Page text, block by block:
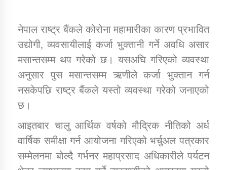
डिभिजन कार्यालय जुम्लाको सुचना सन्देश
सामाजिक बिकास कार्यालय जुम्लाकाे सुचना
नेपाल राष्ट्र बैंकले कोरोना महामारीका कारण प्रभावित
उद्योगी, व्यवसायीलाई कर्जा भुक्तानी गर्ने अवधि असार
मसान्तसम्म थप गरेको छ। यसअघि गरिएको व्यवस्था
अनुसार पुस मसान्तसम्म ऋणीले कर्जा भुक्तान गर्न
नसकेपछि राष्ट्र बैंकले यस्तो व्यवस्था गरेको जनाएको
छ।
आइतबार चालु आर्थिक वर्षको मौद्रिक नीतिको अर्ध
वार्षिक समीक्षा गर्न आयोजना गरिएको भर्चुअल पत्रकार
सम्मेलनमा बोल्दै गर्भनर महाप्रसाद अधिकारीले पर्यटन